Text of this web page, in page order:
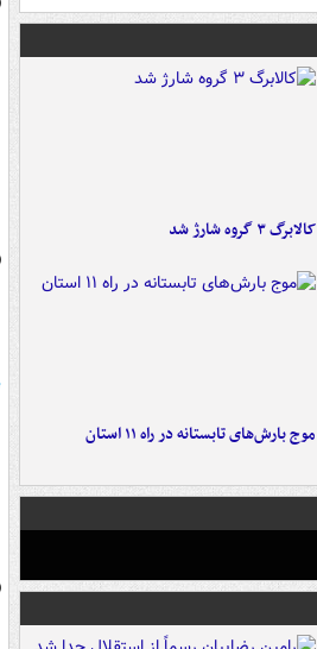
کالابرگ ۳ گروه شارژ شد
موج بارش‌های تابستانه در راه ۱۱ استان